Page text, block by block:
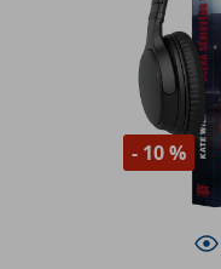
- 10 %